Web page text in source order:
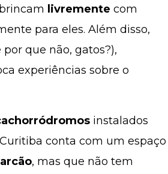
livremente com
para eles. Além disso,
que não, gatos?),
experiências sobre o
instalados
conta com um espaço
, mas que não tem